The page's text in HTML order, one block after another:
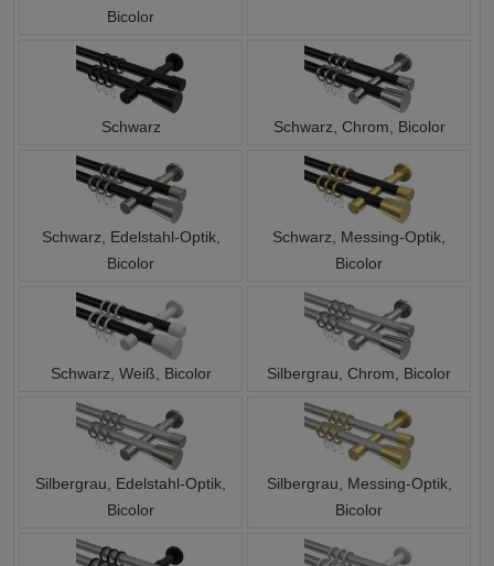
Bicolor
Schwarz Schwarz, Chrom, Bicolor
Schwarz, Edelstahl-Optik,
Bicolor
Schwarz, Messing-Optik,
Bicolor
Schwarz, Weiß, Bicolor Silbergrau, Chrom, Bicolor
Silbergrau, Edelstahl-Optik,
Bicolor
Silbergrau, Messing-Optik,
Bicolor